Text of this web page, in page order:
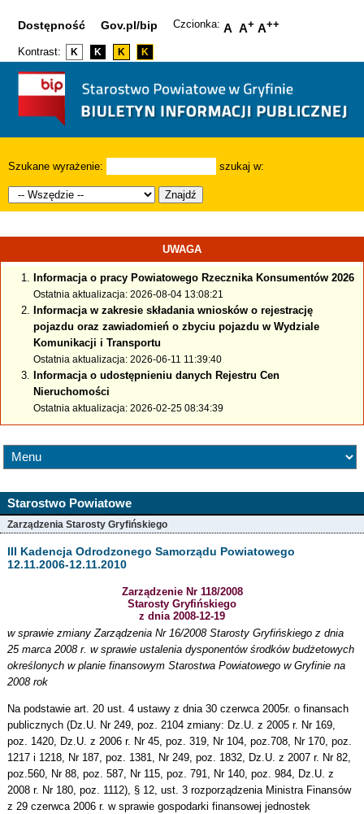
Dostępność Gov.pl/bip Czcionka: A A+ A++
Kontrast: K K K K
Szukane wyrażenie: szukaj w:
Znajdź
UWAGA
Informacja o pracy Powiatowego Rzecznika Konsumentów 2026
Ostatnia aktualizacja: 2026-08-04 13:08:21
Informacja w zakresie składania wniosków o rejestrację
pojazdu oraz zawiadomień o zbyciu pojazdu w Wydziale
Komunikacji i Transportu
Ostatnia aktualizacja: 2026-06-11 11:39:40
Informacja o udostępnieniu danych Rejestru Cen
Nieruchomości
Ostatnia aktualizacja: 2026-02-25 08:34:39
Starostwo Powiatowe
Zarządzenia Starosty Gryfińskiego
III Kadencja Odrodzonego Samorządu Powiatowego
12.11.2006-12.11.2010
Zarządzenie Nr 118/2008
Starosty Gryfińskiego
z dnia 2008-12-19
w sprawie zmiany Zarządzenia Nr 16/2008 Starosty Gryfińskiego z dnia
25 marca 2008 r. w sprawie ustalenia dysponentów środków budżetowych
określonych w planie finansowym Starostwa Powiatowego w Gryfinie na
2008 rok
Na podstawie art. 20 ust. 4 ustawy z dnia 30 czerwca 2005r. o finansach
publicznych (Dz.U. Nr 249, poz. 2104 zmiany: Dz.U. z 2005 r. Nr 169,
poz. 1420, Dz.U. z 2006 r. Nr 45, poz. 319, Nr 104, poz.708, Nr 170, poz.
1217 i 1218, Nr 187, poz. 1381, Nr 249, poz. 1832, Dz.U. z 2007 r. Nr 82,
poz.560, Nr 88, poz. 587, Nr 115, poz. 791, Nr 140, poz. 984, Dz.U. z
2008 r. Nr 180, poz. 1112), § 12, ust. 3 rozporządzenia Ministra Finansów
z 29 czerwca 2006 r. w sprawie gospodarki finansowej jednostek